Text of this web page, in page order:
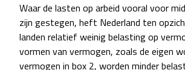
Waar de lasten op arbeid vooral voor
zijn gestegen, heft Nederland ten
landen relatief weinig belasting op
vormen van vermogen, zoals de eigen
vermogen in box 2, worden minder